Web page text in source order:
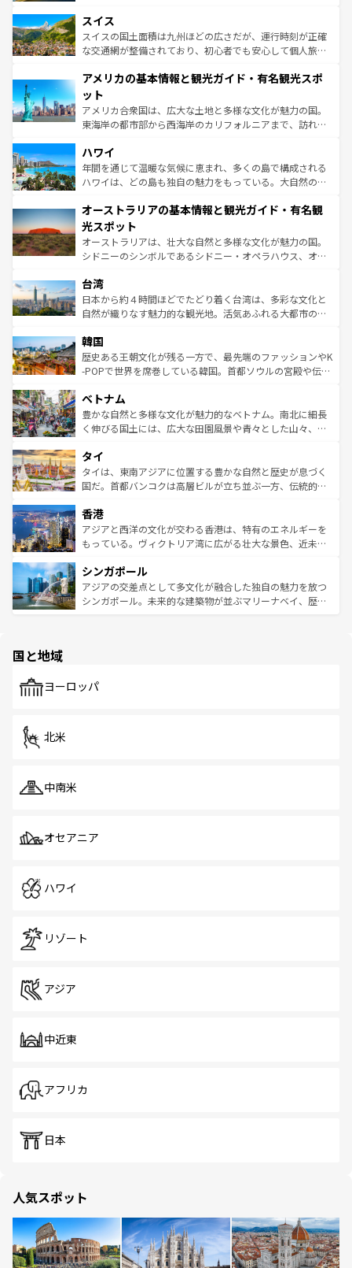
を参照してほしい。
は、お酒好きな人にはぜひ体験してほしい。 なお、新着の
ドイツ情報はコンテンツ一覧を参照してほしい。
リアごとに異なる魅力がある。また、優雅なアフタヌーン
ティー、ビール好きにはたまらない英国パブ、サッカー観
戦など、本場だからこそできる体験も豊富。イギリスを旅
ンツ一覧を参照してほしい。
スイス
スイスの国土面積は九州ほどの広さだが、運行時刻が正確
な交通網が整備されており、初心者でも安心して個人旅行
の建物がそのまま残る町や、スイスならではのユニークな
博物館もあり、アルプス観光だけでなく町歩きも満喫する
ことができる。国民の所得が高いため物価も高いが、旅行
者向けの交通パス提供のサービスもあり、うまく活用すれ
着のスイス情報は
アメリカの基本情報と観光ガイド・有名観光スポ
ット
アメリカ合衆国は、広大な土地と多様な文化が魅力の国。
東海岸の都市部から西海岸のカリフォルニアまで、訪れる
のような巨大都市は、観光、ショッピング、エンターテイ
ンメントが詰まった刺激的なスポットだ。一方、アメリカ
西部には大自然が広がり、グランドキャニオンやイエロー
部のニューオーリンズでは、音楽と美食が融合した独特の
文化が魅力。旅行者はアメリカの各地域で異なる魅力を楽
しみながら、その多様性と豊かな歴史を感じることができ
るだろう。車でのロードトリップや列車の旅も、アメリカ
情報は
ハワイ
年間を通じて温暖な気候に恵まれ、多くの島で構成される
ハワイは、どの島も独自の魅力をもっている。大自然の神
ワイ島は見逃せない。また、定番の観光地といえばオアフ
島だが、静かな自然を求めるならマウイ島やカウアイ島が
おすすめ。エメラルドグリーンに輝く海をはじめ、豊かな
文化や歴史が息づいている。「アロハスピリット」と呼ば
人々、おいしいローカルフードやハワイアンミュージッ
ク、伝統的なフラダンスなど、すべてがハワイの魅力を彩
っている。訪れるたびに新しい発見と感動が待っているハ
はコンテンツ一覧
オーストラリアの基本情報と観光ガイド・有名観
光スポット
オーストラリアは、壮大な自然と多様な文化が魅力の国。
シドニーのシンボルであるシドニー・オペラハウス、オー
リアリーフや大陸中央部にそびえるウルル（エアーズロッ
ク）、タスマニアの美しい原生林やケアンズの熱帯雨林な
ど、見どころがたくさん。また、カフェやワイン、オージ
いる。アクティビティも充実しており、サーフィンやダイ
ビング、ハイキングなど、アウトドア好きにはたまらな
い。オーストラリアの多彩な魅力を存分に味わいつくそ
参照してほしい。
台湾
日本から約４時間ほどでたどり着く台湾は、多彩な文化と
自然が織りなす魅力的な観光地。活気あふれる大都市の台
ン）、静ひつな山岳地帯である台湾東部など、都市の喧騒
と山間の静けさが共存しており、訪れる人に新しい発見と
驚きをもたらしてくれる。また、奥深い台湾の食文化も魅
容にもいいと評判のスイーツなど、バラエティ豊かな料理
が味わえる。 なお、新着の台湾情報は コンテンツ一覧を参
照してほしい。
韓国
歴史ある王朝文化が残る一方で、最先端のファッションやK
-POPで世界を席巻している韓国。首都ソウルの宮殿や伝統
き、地方に足を延ばせば四季折々の自然美を楽しむことが
できる。そして、キムチや焼肉、絶品のストリートフード
まで、さまざまな韓国料理が待っている。夜には、韓国な
リティに包まれながら、韓国の多彩な魅力を心ゆくまで味
わってみてほしい。 なお、新着の韓国情報はコンテンツ一
覧を参照してほしい。
ベトナム
豊かな自然と多様な文化が魅力的なベトナム。南北に細長
く伸びる国土には、広大な田園風景や青々とした山々、世
急速な発展と共に伝統が息づく。ハノイの古い町並みやホ
ーチミン市のフランス統治時代の建物も、独特の雰囲気を
醸し出している。また、バラエティの豊かさとおいしさで
とつ。フォーやバインミー、ベトナムコーヒーなどは、ぜ
ひ現地で味わいたい。どの地域を訪れてもあたたかい人々
が旅行者を迎えてくれるので、きっと忘れられない旅にな
参照してほしい。
タイ
タイは、東南アジアに位置する豊かな自然と歴史が息づく
国だ。首都バンコクは高層ビルが立ち並ぶ一方、伝統的な
の活気が交差している。北部ではチェンマイなどの山岳地
帯で自然と触れ合い、南部ではプーケットやクラビの美し
いビーチでリゾート気分を楽しむことができる。タイ料理
激する。気候は一年中温暖で、どの季節にも異なる楽しみ
が待っている。親しみやすいタイの人々、仏教を中心とし
た文化、そして多様な観光資源が、訪れる旅人を魅了し続
香港
アジアと西洋の文化が交わる香港は、特有のエネルギーを
もっている。ヴィクトリア湾に広がる壮大な景色、近未来
み、どこを訪れても感動するはず。観光スポットが密集し
ており、効率よく見どころを回れるのも魅力。息をのむよ
うな絶景から文化的な体験まで、香港を存分に楽しみ尽く
シンガポール
アジアの交差点として多文化が融合した独自の魅力を放つ
シンガポール。未来的な建築物が並ぶマリーナベイ、歴史
で、ホーカーズは地元の風情を楽しめる外せないスポット
国と地域
ヨーロッパ
北米
中南米
オセアニア
ハワイ
リゾート
アジア
中近東
アフリカ
日本
人気スポット